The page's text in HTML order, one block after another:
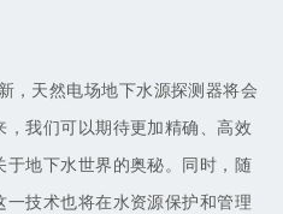
天然电场地下水源探测器将会
我们可以期待更加精确、高效
于地下水世界的奥秘。同时，随
技术也将在水资源保护和管理